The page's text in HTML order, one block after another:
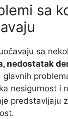
sa
sa
nedostatak
glavnih
nesigurnost i
predstavljaju